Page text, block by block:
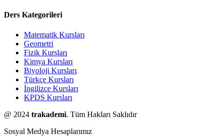
Ders Kategorileri
Matematik Kursları
Geometri
Fizik Kursları
Kimya Kursları
Biyoloji Kursları
Türkçe Kursları
İngilizce Kursları
KPDS Kursları
@ 2024 trakademi. Tüm Hakları Saklıdır
Sosyal Medya Hesaplarımız